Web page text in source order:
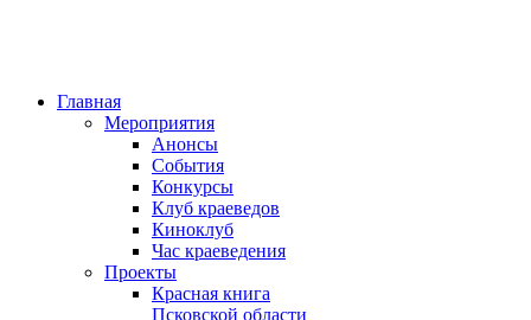
Главная
Мероприятия
Анонсы
События
Конкурсы
Клуб краеведов
Киноклуб
Час краеведения
Проекты
Красная книга
Псковской области